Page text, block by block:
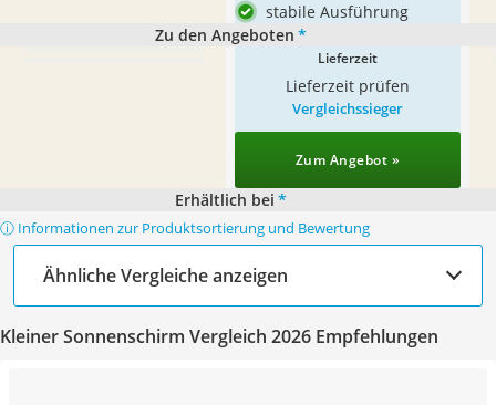
stabile Ausführung
Zu den Angeboten *
Lieferzeit
Lieferzeit prüfen
Vergleichssieger
Zum Angebot »
Erhältlich bei *
ⓘ Informationen zur Produktsortierung und Bewertung
Ähnliche Vergleiche anzeigen
Kleiner Sonnenschirm Vergleich 2026 Empfehlungen